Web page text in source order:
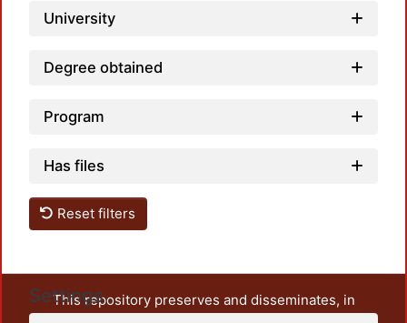
University
Degree obtained
Program
Has files
Reset filters
Settings
This repository preserves and disseminates, in